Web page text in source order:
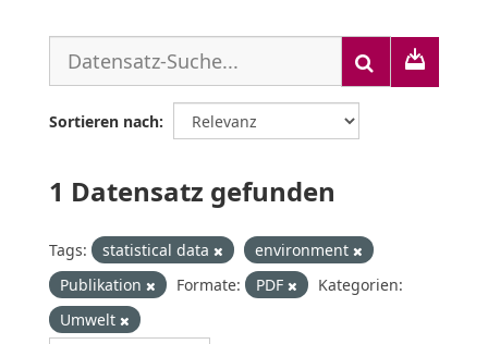
Sortieren nach
1 Datensatz gefunden
Tags: statistical data
environment
Publikation
Formate: PDF
Kategorien:
Umwelt